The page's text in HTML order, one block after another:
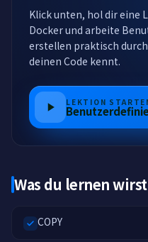
Klick unten, hol dir eine
Docker und arbeite
erstellen praktisch
deinen Code kennt.
LEKTION
Was du lernen wirst
COPY